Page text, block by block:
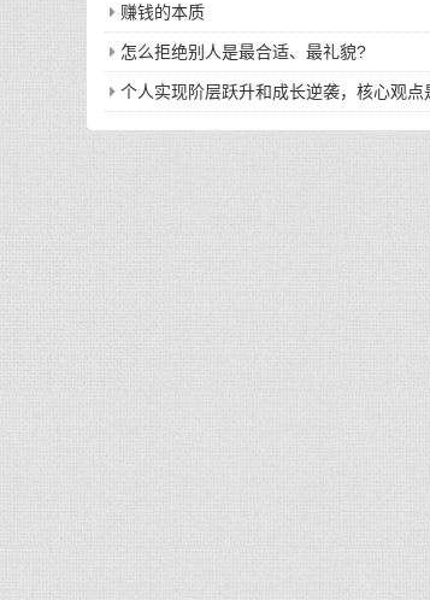
赚钱的本质
怎么拒绝别人是最合适、最礼貌?
个人实现阶层跃升和成长逆袭，核心观点